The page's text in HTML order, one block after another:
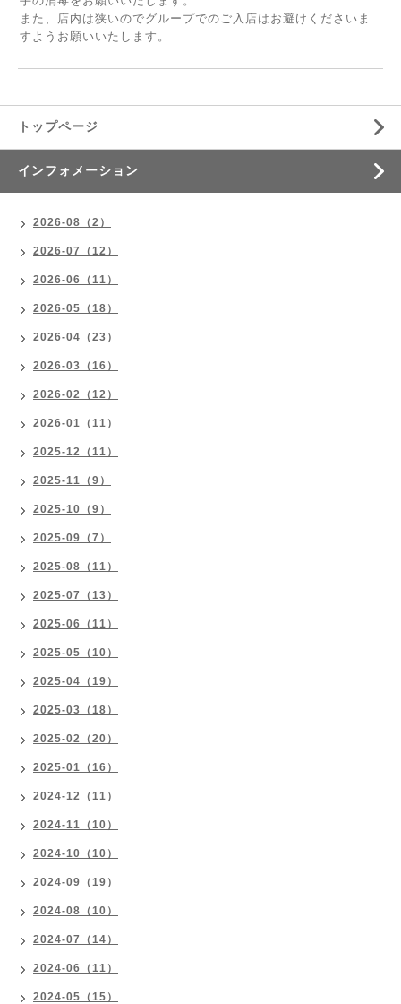
また、店内は狭いのでグループでのご入店はお避けくださいま
すようお願いいたします。
トップページ
インフォメーション
2026-08（2）
2026-07（12）
2026-06（11）
2026-05（18）
2026-04（23）
2026-03（16）
2026-02（12）
2026-01（11）
2025-12（11）
2025-11（9）
2025-10（9）
2025-09（7）
2025-08（11）
2025-07（13）
2025-06（11）
2025-05（10）
2025-04（19）
2025-03（18）
2025-02（20）
2025-01（16）
2024-12（11）
2024-11（10）
2024-10（10）
2024-09（19）
2024-08（10）
2024-07（14）
2024-06（11）
2024-05（15）